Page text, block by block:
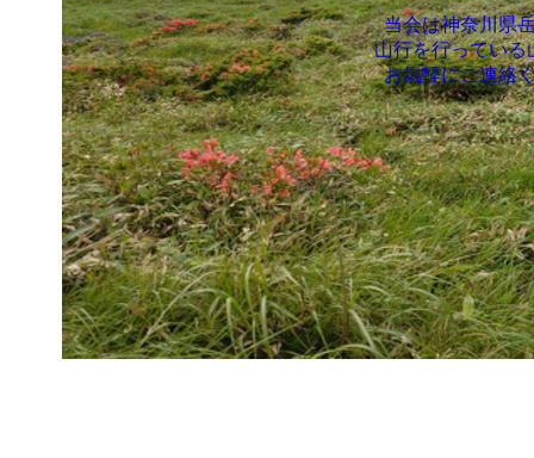
当会は神奈川県
山行を行っている山岳会
お気軽にご連絡くだ